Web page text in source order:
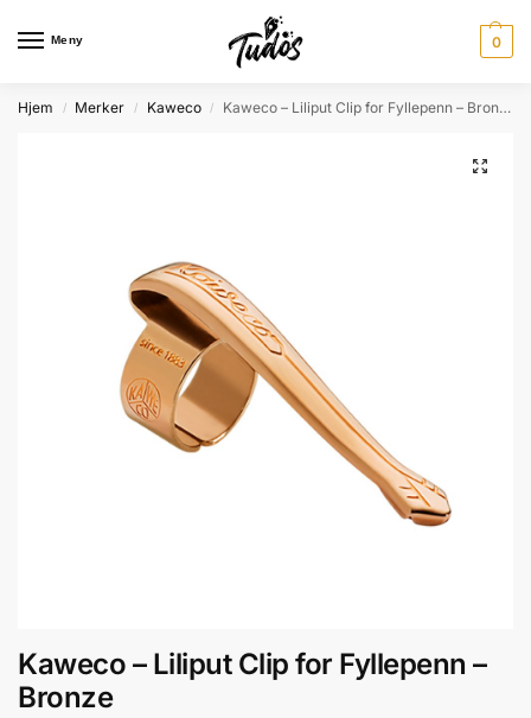
Meny 0
Hjem / Merker / Kaweco / Kaweco – Liliput Clip for Fyllepenn – Bronze
Kaweco – Liliput Clip for Fyllepenn –
Bronze